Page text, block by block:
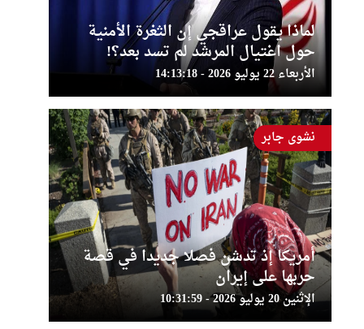
لماذا يقول عراقجي إن الثغرة الأمنية
حول اغتيال المرشد لم تسد بعد؟!
الأربعاء 22 يوليو 2026 - 14:13:18
أمريكا إذ تدشن فصلا جديدا في قصة
حربها على إيران
الإثنين 20 يوليو 2026 - 10:31:59
نشوى جابر